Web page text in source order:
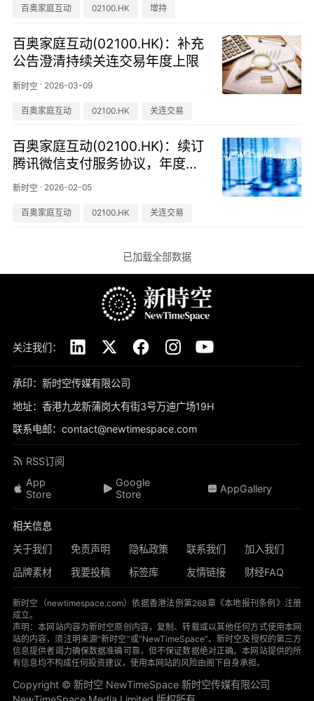
百奥家庭互动 02100.HK 增持
百奥家庭互动(02100.HK)：补充
公告澄清持续关连交易年度上限
新时空 · 2026-03-09
百奥家庭互动 02100.HK 关连交易
百奥家庭互动(02100.HK)：续订
腾讯微信支付服务协议，年度上
限600万元
新时空 · 2026-02-05
百奥家庭互动 02100.HK 关连交易
已加载全部数据
关注我们：
承印：新时空传媒有限公司
地址：香港九龙新蒲岗大有街3号万迪广场19H
联系电邮：contact@newtimespace.com
RSS订阅
App
Store
Google
Store
AppGallery
相关信息
关于我们
免责声明 隐私政策 联系我们
加入我们
品牌素材
我要投稿 标签库 友情链接 财经FAQ
新时空（newtimespace.com）依据香港法例第268章《本地报刊条例》注册
成立。
声明：本网站内容为新时空原创内容，复制、转载或以其他任何方式使用本网
站的内容，须注明来源“新时空”或“NewTimeSpace”。新时空及授权的第三方
信息提供者竭力确保数据准确可靠，但不保证数据绝对正确。本网站提供的所
有信息均不构成任何投资建议，使用本网站的风险由阁下自身承担。
Copyright © 新时空 ‌NewTimeSpace 新时空传媒有限公司